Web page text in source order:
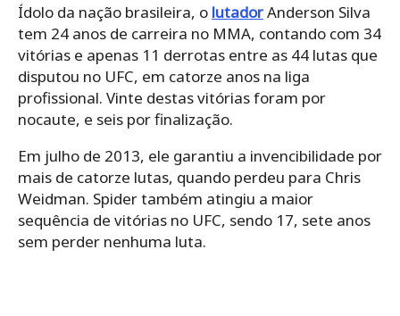
Ídolo da nação brasileira, o lutadorAnderson Silva
tem 24 anos de carreira no MMA, contando com 34
vitórias e apenas 11 derrotas entre as 44 lutas que
disputou no UFC, em catorze anos na liga
profissional. Vinte destas vitórias foram por
nocaute, e seis por finalização.
Em julho de 2013, ele garantiu a invencibilidade por
mais de catorze lutas, quando perdeu para Chris
Weidman. Spider também atingiu a maior
sequência de vitórias no UFC, sendo 17, sete anos
sem perder nenhuma luta.